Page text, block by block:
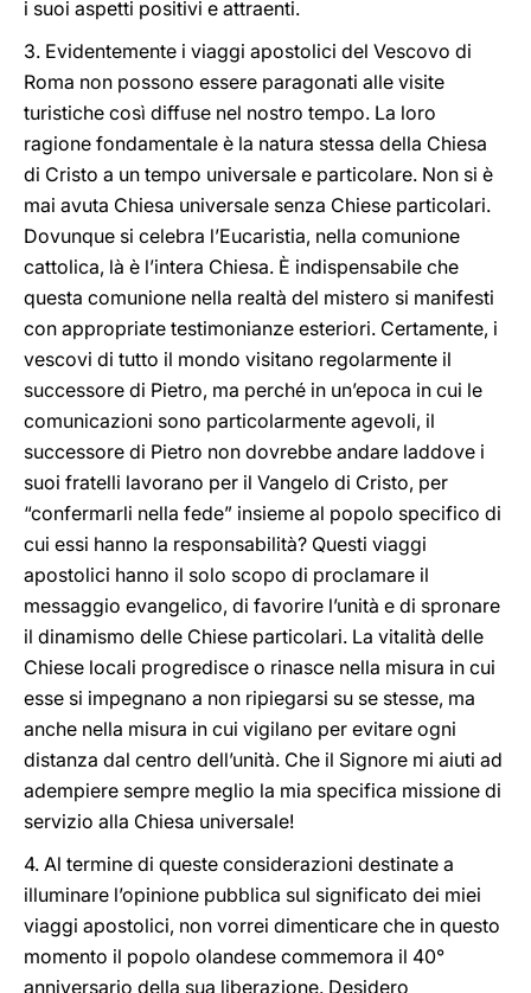
i suoi aspetti positivi e attraenti.
3. Evidentemente i viaggi apostolici del Vescovo di
Roma non possono essere paragonati alle visite
turistiche così diffuse nel nostro tempo. La loro
ragione fondamentale è la natura stessa della Chiesa
di Cristo a un tempo universale e particolare. Non si è
mai avuta Chiesa universale senza Chiese particolari.
Dovunque si celebra l’Eucaristia, nella comunione
cattolica, là è l’intera Chiesa. È indispensabile che
questa comunione nella realtà del mistero si manifesti
con appropriate testimonianze esteriori. Certamente, i
vescovi di tutto il mondo visitano regolarmente il
successore di Pietro, ma perché in un’epoca in cui le
comunicazioni sono particolarmente agevoli, il
successore di Pietro non dovrebbe andare laddove i
suoi fratelli lavorano per il Vangelo di Cristo, per
“confermarli nella fede” insieme al popolo specifico di
cui essi hanno la responsabilità? Questi viaggi
apostolici hanno il solo scopo di proclamare il
messaggio evangelico, di favorire l’unità e di spronare
il dinamismo delle Chiese particolari. La vitalità delle
Chiese locali progredisce o rinasce nella misura in cui
esse si impegnano a non ripiegarsi su se stesse, ma
anche nella misura in cui vigilano per evitare ogni
distanza dal centro dell’unità. Che il Signore mi aiuti ad
adempiere sempre meglio la mia specifica missione di
servizio alla Chiesa universale!
4. Al termine di queste considerazioni destinate a
illuminare l’opinione pubblica sul significato dei miei
viaggi apostolici, non vorrei dimenticare che in questo
momento il popolo olandese commemora il 40°
anniversario della sua liberazione. Desidero